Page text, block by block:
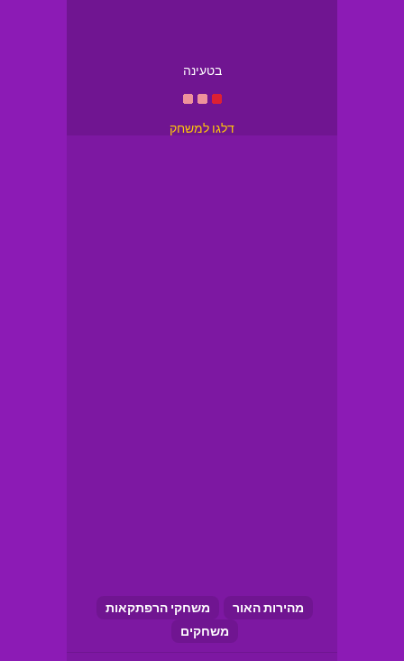
בטעינה
דלגו למשחק
מהירות האור
משחקי הרפתקאות
משחקים